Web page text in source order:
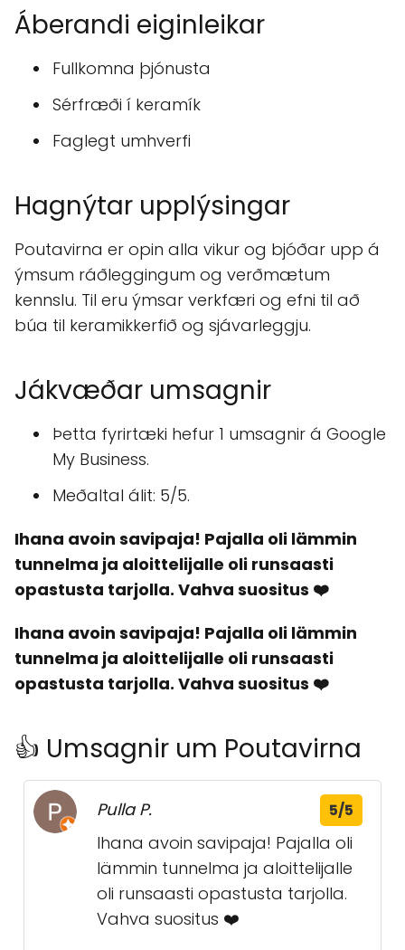
Áberandi eiginleikar
Fullkomna þjónusta
Sérfræði í keramík
Faglegt umhverfi
Hagnýtar upplýsingar
Poutavirna er opin alla vikur og bjóðar upp á
ýmsum ráðleggingum og verðmætum
kennslu. Til eru ýmsar verkfæri og efni til að
búa til keramikkerfið og sjávarleggju.
Jákvæðar umsagnir
Þetta fyrirtæki hefur 1 umsagnir á Google
My Business.
Meðaltal álit: 5/5.
Ihana avoin savipaja! Pajalla oli lämmin
tunnelma ja aloittelijalle oli runsaasti
opastusta tarjolla. Vahva suositus ❤️
Ihana avoin savipaja! Pajalla oli lämmin
tunnelma ja aloittelijalle oli runsaasti
opastusta tarjolla. Vahva suositus ❤️
👍 Umsagnir um Poutavirna
Pulla P. 5/5
Ihana avoin savipaja! Pajalla oli
lämmin tunnelma ja aloittelijalle
oli runsaasti opastusta tarjolla.
Vahva suositus ❤️